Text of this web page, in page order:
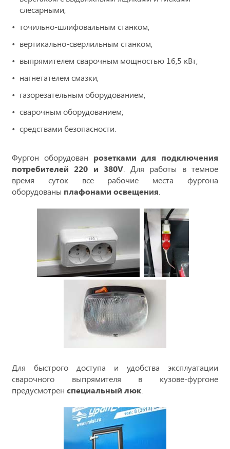
слесарными;
точильно-шлифовальным станком;
вертикально-сверлильным станком;
выпрямителем сварочным мощностью 16,5 кВт;
нагнетателем смазки;
газорезательным оборудованием;
сварочным оборудованием;
средствами безопасности.
Фургон оборудован розетками для подключения
потребителей 220 и 380V . Для работы в темное
время суток все рабочие места фургона
оборудованы плафонами освещения
Для быстрого доступа и удобства эксплуатации
сварочного выпрямителя в кузове-фургоне
предусмотрен специальный люк